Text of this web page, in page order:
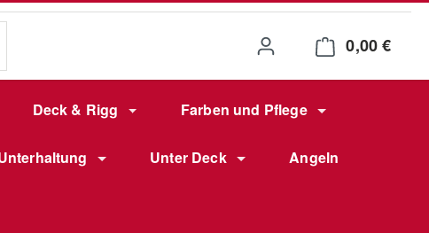
0,00 €
Deck & Rigg Farben und Pflege
Unter Deck Angeln